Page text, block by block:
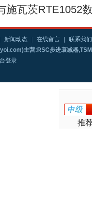
施瓦茨RTE1052
新闻动态 在线留言
联系我们
主营:RSC步进衰减器
登录
推